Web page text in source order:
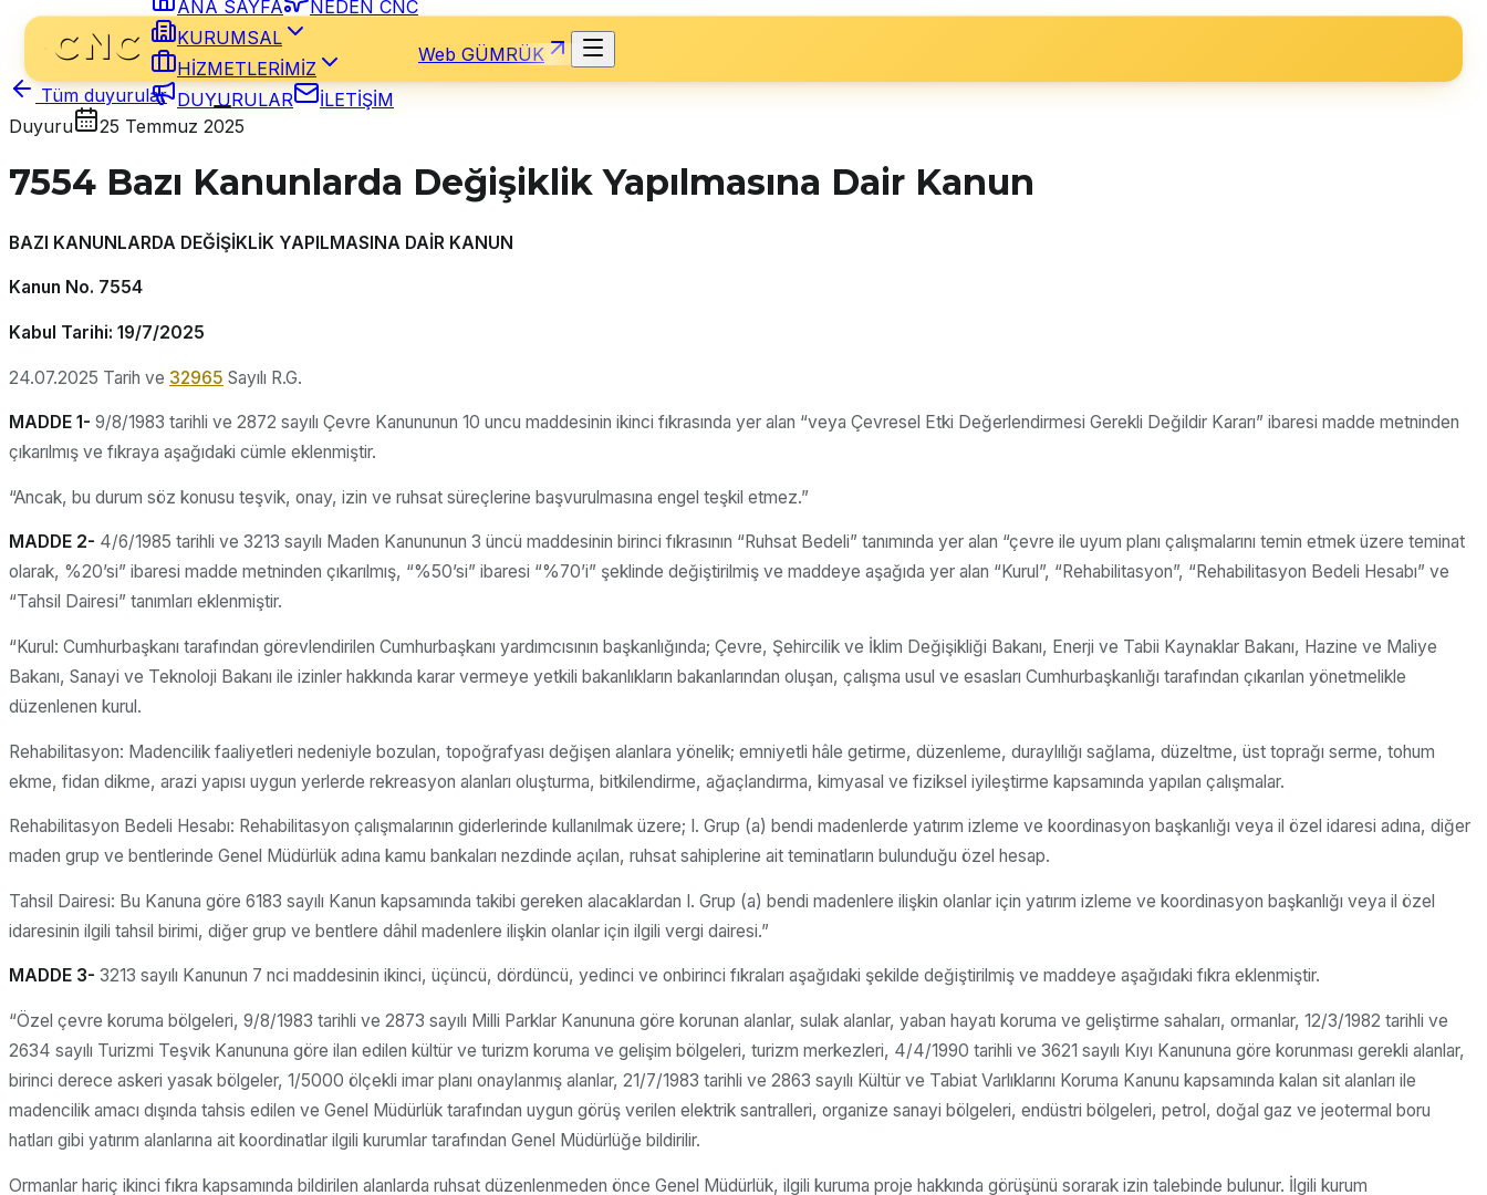
KURUMSAL
HİZMETLERİMİZ
DUYURULAR
İLETİŞİM
Web GÜMRÜK
Tüm duyurular
Duyuru
25 Temmuz 2025
7554 Bazı Kanunlarda Değişiklik Yapılmasına Dair Kanun
BAZI KANUNLARDA DEĞİŞİKLİK YAPILMASINA DAİR KANUN
Kanun No. 7554
Kabul Tarihi: 19/7/2025
24.07.2025 Tarih ve 32965 Sayılı R.G.
MADDE 1- 9/8/1983 tarihli ve 2872 sayılı Çevre Kanununun 10 uncu maddesinin ikinci fıkrasında yer alan “veya Çevresel Etki Değerlendirmesi Gerekli Değildir Kararı” ibaresi madde metninden
çıkarılmış ve fıkraya aşağıdaki cümle eklenmiştir.
“Ancak, bu durum söz konusu teşvik, onay, izin ve ruhsat süreçlerine başvurulmasına engel teşkil etmez.”
MADDE 2- 4/6/1985 tarihli ve 3213 sayılı Maden Kanununun 3 üncü maddesinin birinci fıkrasının “Ruhsat Bedeli” tanımında yer alan “çevre ile uyum planı çalışmalarını temin etmek üzere teminat
olarak, %20’si” ibaresi madde metninden çıkarılmış, “%50’si” ibaresi “%70’i” şeklinde değiştirilmiş ve maddeye aşağıda yer alan “Kurul”, “Rehabilitasyon”, “Rehabilitasyon Bedeli Hesabı” ve
“Tahsil Dairesi” tanımları eklenmiştir.
“Kurul: Cumhurbaşkanı tarafından görevlendirilen Cumhurbaşkanı yardımcısının başkanlığında; Çevre, Şehircilik ve İklim Değişikliği Bakanı, Enerji ve Tabii Kaynaklar Bakanı, Hazine ve Maliye
Bakanı, Sanayi ve Teknoloji Bakanı ile izinler hakkında karar vermeye yetkili bakanlıkların bakanlarından oluşan, çalışma usul ve esasları Cumhurbaşkanlığı tarafından çıkarılan yönetmelikle
düzenlenen kurul.
Rehabilitasyon: Madencilik faaliyetleri nedeniyle bozulan, topoğrafyası değişen alanlara yönelik; emniyetli hâle getirme, düzenleme, duraylılığı sağlama, düzeltme, üst toprağı serme, tohum
ekme, fidan dikme, arazi yapısı uygun yerlerde rekreasyon alanları oluşturma, bitkilendirme, ağaçlandırma, kimyasal ve fiziksel iyileştirme kapsamında yapılan çalışmalar.
Rehabilitasyon Bedeli Hesabı: Rehabilitasyon çalışmalarının giderlerinde kullanılmak üzere; I. Grup (a) bendi madenlerde yatırım izleme ve koordinasyon başkanlığı veya il özel idaresi adına, diğer
maden grup ve bentlerinde Genel Müdürlük adına kamu bankaları nezdinde açılan, ruhsat sahiplerine ait teminatların bulunduğu özel hesap.
Tahsil Dairesi: Bu Kanuna göre 6183 sayılı Kanun kapsamında takibi gereken alacaklardan I. Grup (a) bendi madenlere ilişkin olanlar için yatırım izleme ve koordinasyon başkanlığı veya il özel
idaresinin ilgili tahsil birimi, diğer grup ve bentlere dâhil madenlere ilişkin olanlar için ilgili vergi dairesi.”
MADDE 3- 3213 sayılı Kanunun 7 nci maddesinin ikinci, üçüncü, dördüncü, yedinci ve onbirinci fıkraları aşağıdaki şekilde değiştirilmiş ve maddeye aşağıdaki fıkra eklenmiştir.
“Özel çevre koruma bölgeleri, 9/8/1983 tarihli ve 2873 sayılı Milli Parklar Kanununa göre korunan alanlar, sulak alanlar, yaban hayatı koruma ve geliştirme sahaları, ormanlar, 12/3/1982 tarihli ve
2634 sayılı Turizmi Teşvik Kanununa göre ilan edilen kültür ve turizm koruma ve gelişim bölgeleri, turizm merkezleri, 4/4/1990 tarihli ve 3621 sayılı Kıyı Kanununa göre korunması gerekli alanlar,
birinci derece askeri yasak bölgeler, 1/5000 ölçekli imar planı onaylanmış alanlar, 21/7/1983 tarihli ve 2863 sayılı Kültür ve Tabiat Varlıklarını Koruma Kanunu kapsamında kalan sit alanları ile
madencilik amacı dışında tahsis edilen ve Genel Müdürlük tarafından uygun görüş verilen elektrik santralleri, organize sanayi bölgeleri, endüstri bölgeleri, petrol, doğal gaz ve jeotermal boru
hatları gibi yatırım alanlarına ait koordinatlar ilgili kurumlar tarafından Genel Müdürlüğe bildirilir.
Ormanlar hariç ikinci fıkra kapsamında bildirilen alanlarda ruhsat düzenlenmeden önce Genel Müdürlük, ilgili kuruma proje hakkında görüşünü sorarak izin talebinde bulunur. İlgili kurum